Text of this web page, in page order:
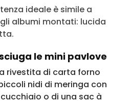
ideale è simile a
albumi montati: lucida
le mini pavlove
rivestita di carta forno
nidi di meringa con
o di una sac à